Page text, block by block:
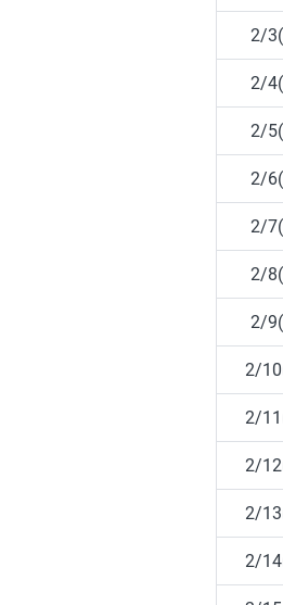
2/
2/
2/
2/
2/
2/
2/
2/
2/
2/
2/
2/